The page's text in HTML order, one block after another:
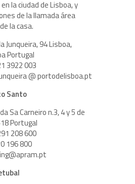
la ciudad de Lisboa, y
de la llamada área
la casa.
Junqueira, 94 Lisboa,
Portugal
3922 003
@ portodelisboa.pt
Santo
Sa Carneiro n.3, 4 y 5 de
Portugal
208 600
196 800